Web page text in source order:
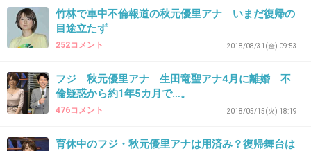
+297 -0
竹林竹林言われてるから写真みたらタケバヤシ
さんだって思ってしまったわ
+203
竹林で車中不倫報道の秋元優里アナ いまだ復帰の
目途立たず
252コメント 2018/08/31(金) 09:53
フジ 秋元優里アナ 生田竜聖アナ4月に離婚 不
倫疑惑から約1年5カ月で…。
476コメント 2018/05/15(火) 18:19
育休中のフジ・秋元優里アナは用済み？復帰舞台は